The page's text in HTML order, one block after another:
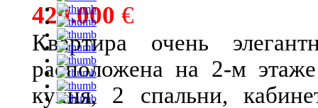
420.000 €
Квартира очень
расположена на 2-м
кухня, 2 спальни,